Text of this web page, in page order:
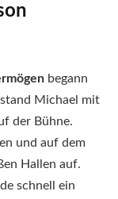
begann
Michael mit
der Bühne.
und auf dem
Hallen auf.
schnell ein